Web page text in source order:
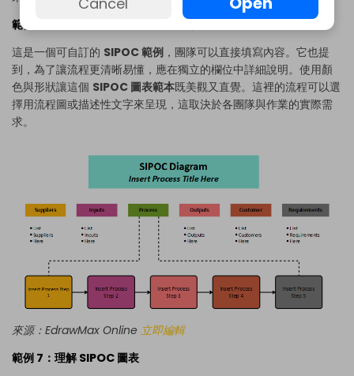
範例 6：SIPOC 圖表範例：5 個簡單步驟繪製你的流程
這是一個可自訂的 SIPOC 範例 ，團隊可以直接填寫內容。它也提
到，為了讓流程更清晰易懂，應在獨立的欄位中詳細說明。使用顏
色與形狀讓這個 SIPOC 圖表範本既美觀又直覺。這裡的流程可以選
擇用流程圖或描述性文字來呈現，這取決於各團隊與作業的實際需
求。
來源：EdrawMax Online 立即編輯
範例 7：理解 SIPOC 圖表